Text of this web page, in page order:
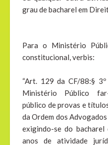
grau de bacharel em
Para o Ministério
constitucional, verbis:
“Art. 129 da CF/88:§
Ministério Público
público de provas e
da Ordem dos
exigindo-se do
anos de atividade